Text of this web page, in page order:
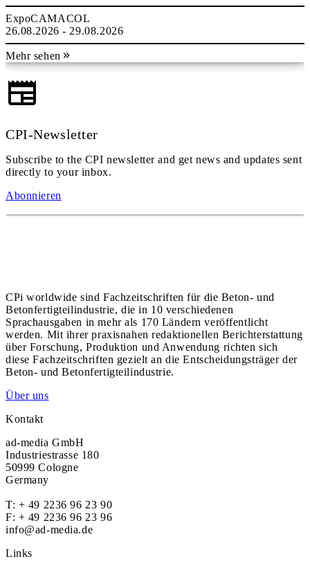
ExpoCAMACOL
26.08.2026 - 29.08.2026
Mehr sehen
CPI-Newsletter
Subscribe to the CPI newsletter and get news and updates sent
directly to your inbox.
Abonnieren
CPi worldwide sind Fachzeitschriften für die Beton- und
Betonfertigteilindustrie, die in 10 verschiedenen
Sprachausgaben in mehr als 170 Ländern veröffentlicht
werden. Mit ihrer praxisnahen redaktionellen Berichterstattung
über Forschung, Produktion und Anwendung richten sich
diese Fachzeitschriften gezielt an die Entscheidungsträger der
Beton- und Betonfertigteilindustrie.
Über uns
Kontakt
ad-media GmbH
Industriestrasse 180
50999 Cologne
Germany
T: + 49 2236 96 23 90
F: + 49 2236 96 23 96
info@ad-media.de
Links